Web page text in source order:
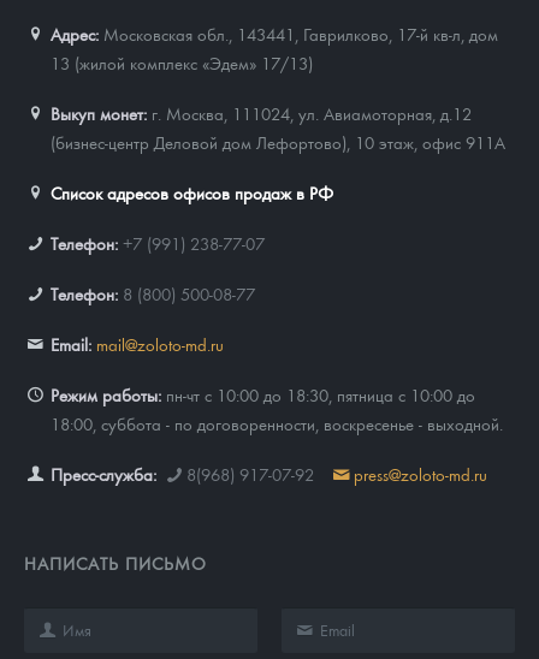
Адрес: Московская обл., 143441
Гаврилково, 17-й кв-л, дом
13 (жилой комплекс «Эдем» 17/13)
Выкуп монет: г. Москва, 111024, ул. Авиамоторная, д.12
(бизнес-центр Деловой дом Лефортово), 10 этаж, офис 911А
Список адресов офисов продаж в РФ
Телефон: +7 (991) 238-77-07
Телефон: 8 (800) 500-08-77
Email: mail@zoloto-md.ru
Режим работы: пн-чт с 10:00 до 18:30, пятница с 10:00 до
18:00, суббота - по договоренности, воскресенье - выходной.
Пресс-служба: 8(968) 917-07-92 press@zoloto-md.ru
НАПИСАТЬ ПИСЬМО